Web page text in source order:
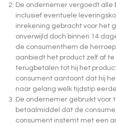
De ondernemer vergoedt alle
inclusief eventuele
inrekening gebracht voor het
onverwijld doch binnen 14
de consumenthem de
aanbiedt het product zelf af
terugbetalen tot hij het
consument aantoont dat hij
naar gelang welk tijdstip
De ondernemer gebruikt
betaalmiddel dat de
consument instemt met een